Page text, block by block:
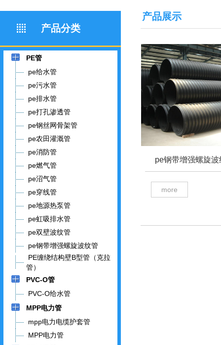
产品分类
PE管
pe给水管
pe污水管
pe排水管
pe打孔渗透管
pe钢丝网骨架管
pe农田灌溉管
pe消防管
pe燃气管
pe沼气管
pe穿线管
pe地源热泵管
pe虹吸排水管
pe双壁波纹管
pe钢带增强螺旋波纹管
PE缠绕结构壁B型管（克拉
管）
PVC-O管
PVC-O给水管
MPP电力管
mpp电力电缆护套管
MPP电力管
产品展示
pe钢带增强螺旋波
more